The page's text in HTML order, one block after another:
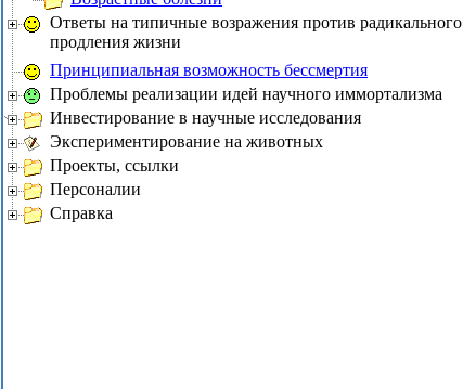
Ответы на типичные возражения против радикального
продления жизни
Принципиальная возможность бессмертия
Проблемы реализации идей научного иммортализма
Инвестирование в научные исследования
Экспериментирование на животных
Проекты, ссылки
Персоналии
Справка